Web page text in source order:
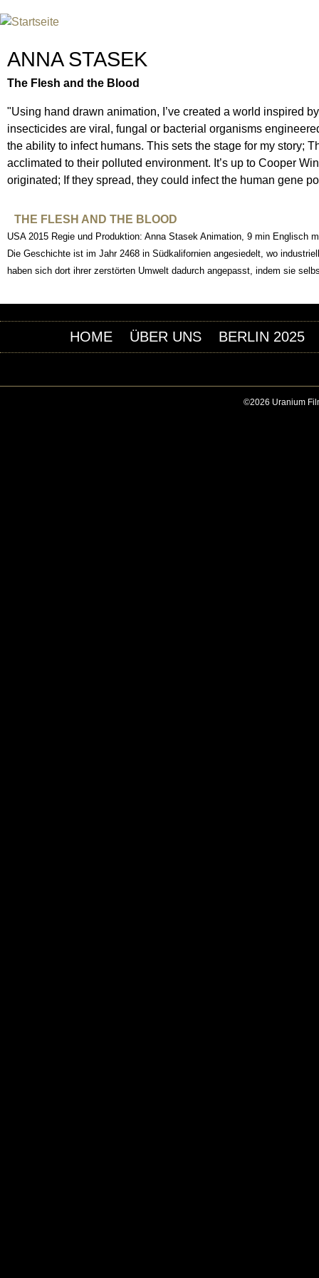
ANNA STASEK
The Flesh and the Blood
"Using hand drawn animation, I’ve created a world inspired
insecticides are viral, fungal or bacterial organisms
the ability to infect humans. This sets the stage for my story;
acclimated to their polluted environment. It’s up to Cooper
originated; If they spread, they could infect the human gene
THE FLESH AND THE BLOOD
USA 2015 Regie und Produktion: Anna Stasek Animation, 9 min
Die Geschichte ist im Jahr 2468 in Südkalifornien angesiedelt, wo
haben sich dort ihrer zerstörten Umwelt dadurch angepasst, indem sie
HOME ÜBER UNS BERLIN 2025
©2026 Uranium